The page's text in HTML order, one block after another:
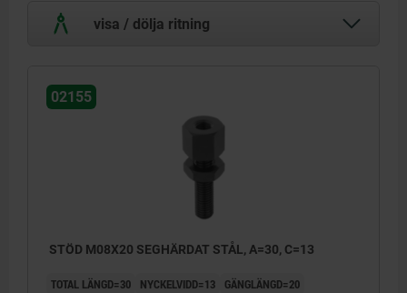
visa / dölja ritning
02155
STÖD M08X20 SEGHÄRDAT STÅL, A=30, C=13
TOTAL LÄNGD=30 NYCKELVIDD=13
GÄNGLÄNGD=20